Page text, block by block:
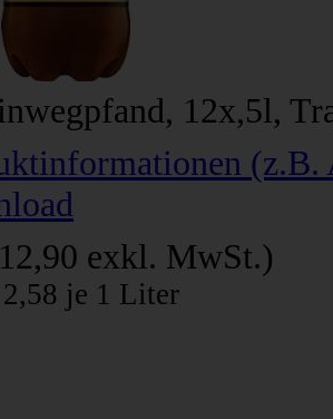
12x,5l,
exkl. MwSt.)
2,58 je 1 Liter